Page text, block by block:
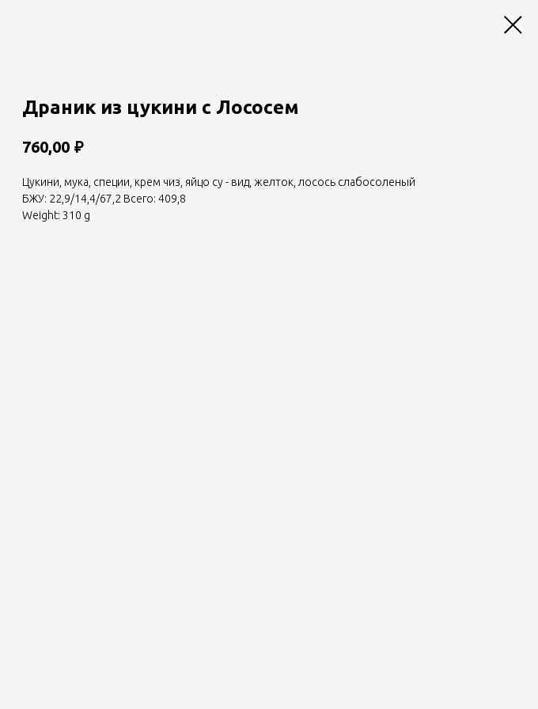
Драник из цукини с Лососем
760,00 ₽
Цукини, мука, специи, крем чиз, яйцо су - вид, желток, лосось слабосоленый
БЖУ: 22,9/14,4/67,2 Всего: 409,8
Weight: 310 g